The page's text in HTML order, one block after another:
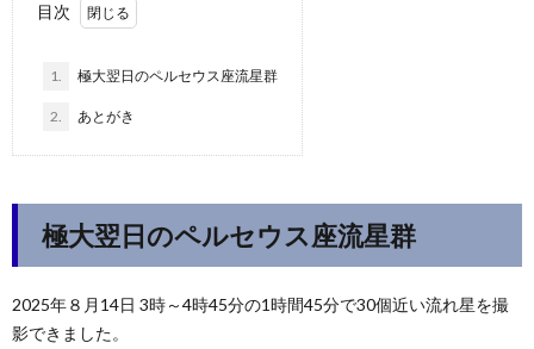
目次
1. 極大翌日のペルセウス座流星群
2. あとがき
極大翌日のペルセウス座流星群
2025年８月14日 3時～4時45分の1時間45分で30個近い流れ星を撮
影できました。